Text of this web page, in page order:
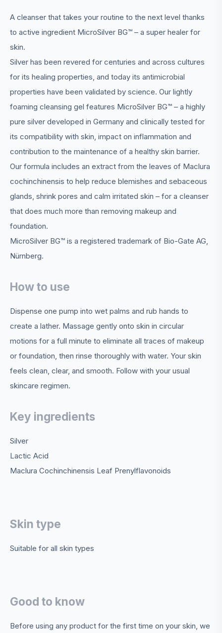
A cleanser that takes your routine to the next level thanks
to active ingredient MicroSilver BG™ – a super healer for
skin.
Silver has been revered for centuries and across cultures
for its healing properties, and today its antimicrobial
properties have been validated by science. Our lightly
foaming cleansing gel features MicroSilver BG™ – a highly
pure silver developed in Germany and clinically tested for
its compatibility with skin, impact on inflammation and
contribution to the maintenance of a healthy skin barrier.
Our formula includes an extract from the leaves of Maclura
cochinchinensis to help reduce blemishes and sebaceous
glands, shrink pores and calm irritated skin – for a cleanser
that does much more than removing makeup and
foundation.
MicroSilver BG™ is a registered trademark of Bio-Gate AG,
Nürnberg.
How to use
Dispense one pump into wet palms and rub hands to
create a lather. Massage gently onto skin in circular
motions for a full minute to eliminate all traces of makeup
or foundation, then rinse thoroughly with water. Your skin
feels clean, clear, and smooth. Follow with your usual
skincare regimen.
Key ingredients
Silver
Lactic Acid
Maclura Cochinchinensis Leaf Prenylflavonoids
Skin type
Suitable for all skin types
Good to know
Before using any product for the first time on your skin, we